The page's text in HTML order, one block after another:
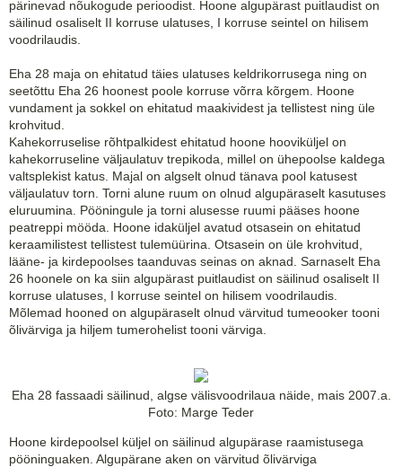
pärinevad nõukogude perioodist. Hoone algupärast puitlaudist on
säilinud osaliselt II korruse ulatuses, I korruse seintel on hilisem
voodrilaudis.
Eha 28 maja on ehitatud täies ulatuses keldrikorrusega ning on
seetõttu Eha 26 hoonest poole korruse võrra kõrgem. Hoone
vundament ja sokkel on ehitatud maakividest ja tellistest ning üle
krohvitud.
Kahekorruselise rõhtpalkidest ehitatud hoone hooviküljel on
kahekorruseline väljaulatuv trepikoda, millel on ühepoolse kaldega
valtsplekist katus. Majal on algselt olnud tänava pool katusest
väljaulatuv torn. Torni alune ruum on olnud algupäraselt kasutuses
eluruumina. Pööningule ja torni alusesse ruumi pääses hoone
peatreppi mööda. Hoone idaküljel avatud otsasein on ehitatud
keraamilistest tellistest tulemüürina. Otsasein on üle krohvitud,
lääne- ja kirdepoolses taanduvas seinas on aknad. Sarnaselt Eha
26 hoonele on ka siin algupärast puitlaudist on säilinud osaliselt II
korruse ulatuses, I korruse seintel on hilisem voodrilaudis.
Mõlemad hooned on algupäraselt olnud värvitud tumeooker tooni
õlivärviga ja hiljem tumerohelist tooni värviga.
Eha 28 fassaadi säilinud, algse välisvoodrilaua näide, mais 2007.a.
Foto: Marge Teder
Hoone kirdepoolsel küljel on säilinud algupärase raamistusega
pööninguaken. Algupärane aken on värvitud õlivärviga